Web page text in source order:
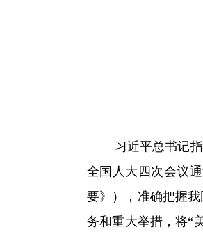
习近平总书记指出
全国人大四次会议
要》），准确把握
务和重大举措，将“